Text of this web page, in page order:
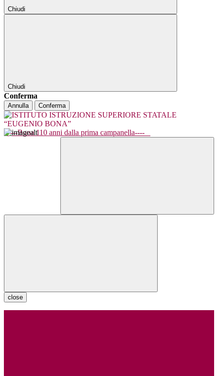
Chiudi
Chiudi
Conferma
Annulla Conferma
----Bona 110 anni dalla prima campanella----
close